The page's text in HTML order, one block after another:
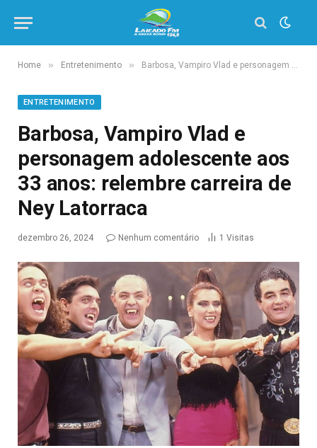
Home » Entretenimento » Barbosa, Vampiro Vlad e personagem adolescente aos 33 anos: relembre carreira de Ney Latorraca
ENTRETENIMENTO
Barbosa, Vampiro Vlad e
personagem adolescente aos
33 anos: relembre carreira de
Ney Latorraca
dezembro 26, 2024 Nenhum comentário 1 Visitas